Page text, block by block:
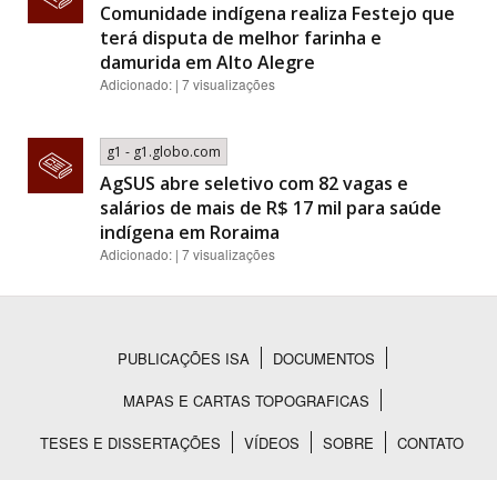
Comunidade indígena realiza Festejo que
terá disputa de melhor farinha e
damurida em Alto Alegre
Adicionado: | 7 visualizações
g1 - g1.globo.com
AgSUS abre seletivo com 82 vagas e
salários de mais de R$ 17 mil para saúde
indígena em Roraima
Adicionado: | 7 visualizações
Rodapé
PUBLICAÇÕES ISA
DOCUMENTOS
MAPAS E CARTAS TOPOGRAFICAS
TESES E DISSERTAÇÕES
VÍDEOS SOBRE CONTATO